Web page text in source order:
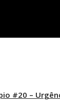
#20 –